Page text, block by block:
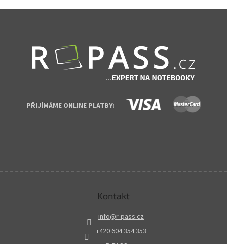
PŘIJÍMÁME ONLINE PLATBY:
Kontakt
info@r-pass.cz
+420 604 354 353